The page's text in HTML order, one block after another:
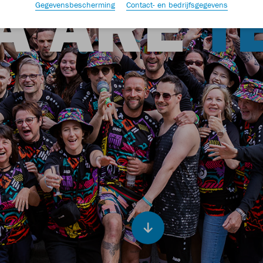
ARE
Gegevensbescherming Contact- en bedrijfsgegevens